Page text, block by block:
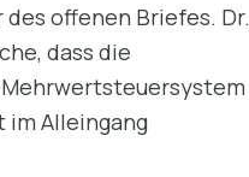
offenen Briefes. Dr.
dass die
im Alleingang